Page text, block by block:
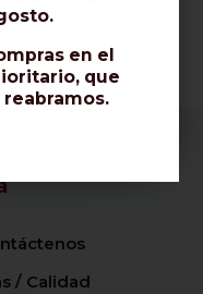
/ Calidad
en el
que